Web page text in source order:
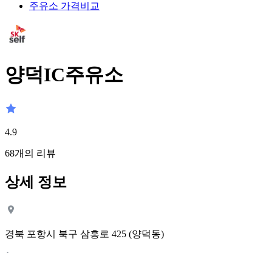
주유소 가격비교
양덕IC주유소
4.9
68개의 리뷰
상세 정보
경북 포항시 북구 삼흥로 425 (양덕동)